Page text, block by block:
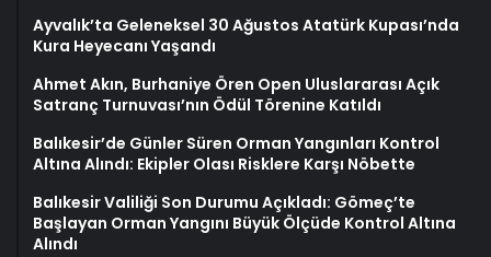
Ayvalık’ta Geleneksel 30 Ağustos Atatürk Kupası’nda
Kura Heyecanı Yaşandı
Ahmet Akın, Burhaniye Ören Open Uluslararası Açık
Satranç Turnuvası’nın Ödül Törenine Katıldı
Balıkesir’de Günler Süren Orman Yangınları Kontrol
Altına Alındı: Ekipler Olası Risklere Karşı Nöbette
Balıkesir Valiliği Son Durumu Açıkladı: Gömeç’te
Başlayan Orman Yangını Büyük Ölçüde Kontrol Altına
Alındı